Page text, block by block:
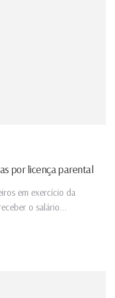
por licença parental
em exercício da
o salário...